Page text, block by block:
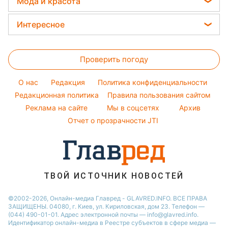
Праздничное меню
Ани Лорак
Кейт Миддлтон
Алла Пугачева
Настя Каменских
Виталий Козловский
Потап
Погода на сегодня
Погода на завтра
Новости Львова
Новости Полтавы
Новости Днепра
Новости Тернополя
Новости Черкассы
Новости Житомира
Новости Одессы
Новости Запорожья
Женские стрижки
Окрашивание волос
Красивый маникюр
Модные ошибки
Новости моды
Советы от Андре Тана
Интересное
Тесты по картинке
Оптические иллюзии
Народные приметы
Все о шоу-бизнесе
Проверить погоду
O нас Редакция
Политика конфиденциальности
Редакционная политика
Правила пользования сайтом
Реклама на сайте
Мы в соцсетях
Архив
Отчет о прозрачности JTI
ТВОЙ ИСТОЧНИК НОВОСТЕЙ
©2002-2026, Онлайн-медиа Главред - GLAVRED.INFO. ВСЕ ПРАВА
ЗАЩИЩЕНЫ. 04080, г. Киев, ул. Кириловская, дом 23. Телефон —
(044) 490-01-01. Адрес электронной почты — info@glavred.info.
Идентификатор онлайн-медиа в Реестре cубъектов в сфере медиа —